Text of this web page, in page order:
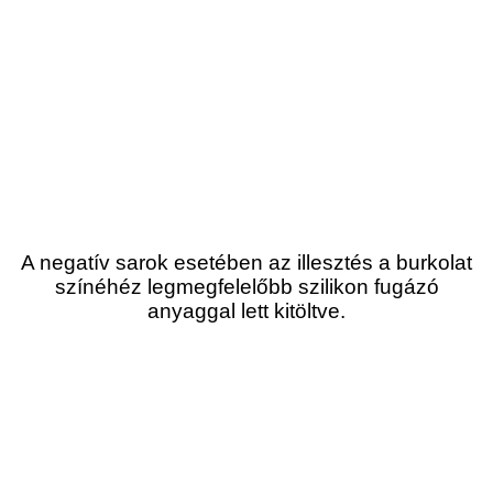
A negatív sarok esetében az illesztés a burkolat
színéhéz legmegfelelőbb szilikon fugázó
anyaggal lett kitöltve.